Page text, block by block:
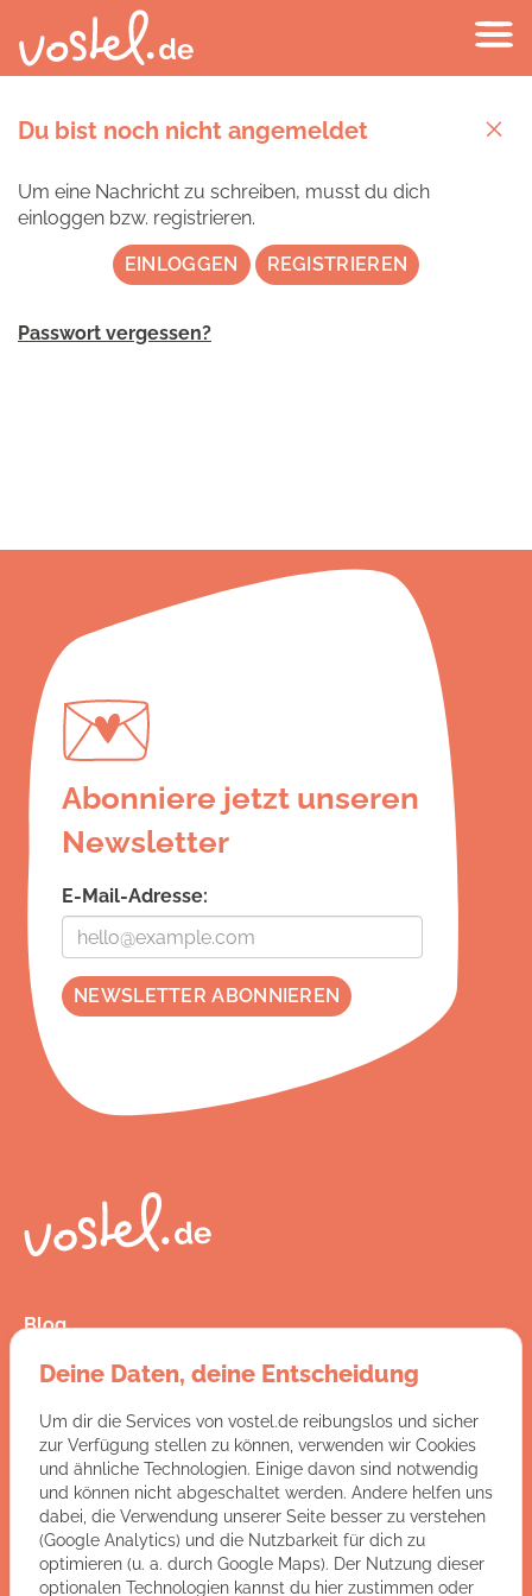
Du bist noch nicht angemeldet
Um eine Nachricht zu schreiben, musst du dich
einloggen bzw. registrieren.
EINLOGGEN REGISTRIEREN
Passwort vergessen?
Abonniere jetzt unseren
Newsletter
E-Mail-Adresse:
Blog
Kontakt
Jobs
AGB
Datenschutz
Impressum
Du hast Fragen an uns?
Deine Daten, deine Entscheidung
Um dir die Services von vostel.de reibungslos und sicher
zur Verfügung stellen zu können, verwenden wir Cookies
und ähnliche Technologien. Einige davon sind notwendig
und können nicht abgeschaltet werden. Andere helfen uns
dabei, die Verwendung unserer Seite besser zu verstehen
(Google Analytics) und die Nutzbarkeit für dich zu
optimieren (u. a. durch Google Maps). Der Nutzung dieser
optionalen Technologien kannst du hier zustimmen oder